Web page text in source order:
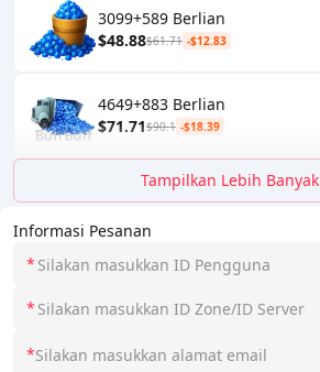
Informasi Pesanan
*
*
*
3099+589 Berlian
$48.88$61.71 -$12.83
4649+883 Berlian
$71.71$90.1 -$18.39
Tampilkan Lebih Banyak